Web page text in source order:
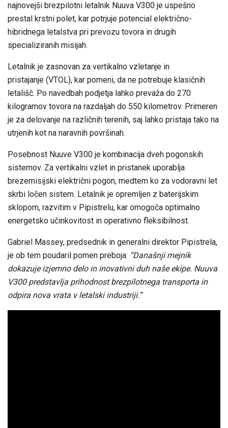
najnovejši brezpilotni letalnik Nuuva V300 je uspešno
prestal krstni polet, kar potrjuje potencial električno-
hibridnega letalstva pri prevozu tovora in drugih
specializiranih misijah.
Letalnik je zasnovan za vertikalno vzletanje in
pristajanje (VTOL), kar pomeni, da ne potrebuje klasičnih
letališč. Po navedbah podjetja lahko prevaža do 270
kilogramov tovora na razdaljah do 550 kilometrov. Primeren
je za delovanje na različnih terenih, saj lahko pristaja tako na
utrjenih kot na naravnih površinah.
Posebnost Nuuve V300 je kombinacija dveh pogonskih
sistemov. Za vertikalni vzlet in pristanek uporablja
brezemisijski električni pogon, medtem ko za vodoravni let
skrbi ločen sistem. Letalnik je opremljen z baterijskim
sklopom, razvitim v Pipistrelu, kar omogoča optimalno
energetsko učinkovitost in operativno fleksibilnost.
Gabriel Massey, predsednik in generalni direktor Pipistrela,
je ob tem poudaril pomen preboja: “Današnji mejnik
dokazuje izjemno delo in inovativni duh naše ekipe. Nuuva
V300 predstavlja prihodnost brezpilotnega transporta in
odpira nova vrata v letalski industriji.”